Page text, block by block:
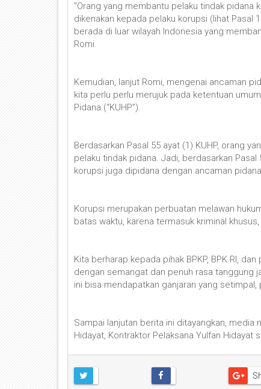
"Orang yang membantu pelaku tindak pidana
dikenakan kepada pelaku korupsi (lihat Pasal
berada di luar wilayah Indonesia yang
Romi.
Kemudian, lanjut Romi, mengenai ancaman
kita perlu perlu merujuk pada ketentuan
Pidana (“KUHP”).
Berdasarkan Pasal 55 ayat (1) KUHP, orang
pelaku tindak pidana. Jadi, berdasarkan
korupsi juga dipidana dengan ancaman
Korupsi merupakan perbuatan melawan
batas waktu, karena termasuk kriminal khusus,
Kita berharap kepada pihak BPKP, BPK RI,
dengan semangat dan penuh rasa tanggung
ini bisa mendapatkan ganjaran yang setimpal,
Sampai lanjutan berita ini ditayangkan, media
Hidayat, Kontraktor Pelaksana Yulfan Hidayat